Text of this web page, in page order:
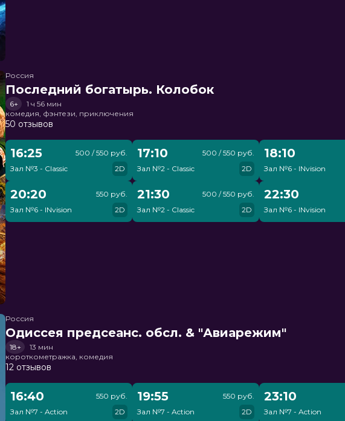
Россия
Последний богатырь. Колобок
6+
1 ч 56 мин
комедия, фэнтези, приключения
50 отзывов
16:25
Зал №3 - Classic
500 / 550 руб.
2D
17:10
Зал №2 - Classic
500 / 550 руб.
2D
18:10
Зал №6 - INvision
20:20
Зал №6 - INvision
550 руб.
2D
21:30
Зал №2 - Classic
500 / 550 руб.
2D
22:30
Зал №6 - INvision
Россия
Одиссея предсеанс. обсл. & "Авиарежим"
18+
13 мин
короткометражка, комедия
12 отзывов
16:40
Зал №7 - Action
550 руб.
2D
19:55
Зал №7 - Action
550 руб.
2D
23:10
Зал №7 - Action